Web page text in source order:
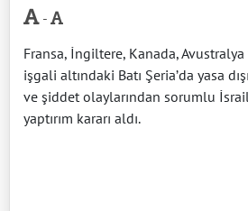
-
Fransa, İngiltere, Kanada,
işgali altındaki Batı Şeria’da yasa
ve şiddet olaylarından sorumlu
yaptırım kararı aldı.